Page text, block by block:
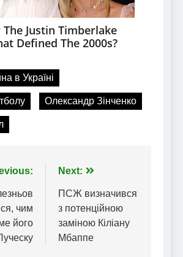
в Україні
Олександр Зінченко
чим
його
Next:
ПСЖ визначився
з потенційною
заміною Кіліану
Мбаппе